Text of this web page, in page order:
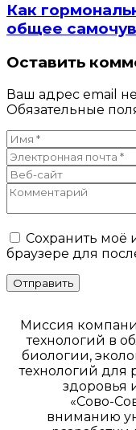
Как
общее
Оставить
Ваш адрес email
Обязательные
Сохранить моё
браузере для
Миссия
технологий в
биологии,
технологий для
здоровья
«Сово-
вниманию